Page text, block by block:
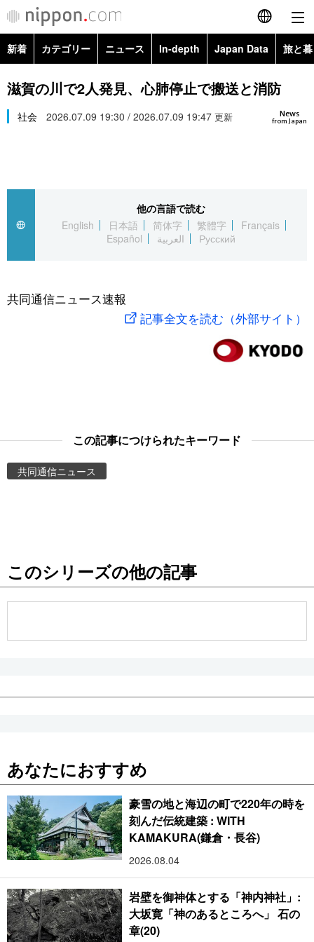
English
简体字
繁體字
العربية
社会
旅と暮らし
東京
新着 カテゴリー ニュース In-depth Japan Data 旅と
政治・外交
経済・ビジネス
社会
文化
科学・技術
暮らし
Topics
Images
お知らせ
滋賀の川で2人発見、心肺停止で搬送と消防
News
from Japan
社会 2026.07.09 19:30 / 2026.07.09 19:47 更新
他の言語で読む
English
日本語 简体字 繁體字
Français
Español
العربية Русский
共同通信ニュース速報
記事全文を読む（外部サイト）
この記事につけられたキーワード
共同通信ニュース
このシリーズの他の記事
あなたにおすすめ
豪雪の地と海辺の町で220年の時を
刻んだ伝統建築 : WITH
KAMAKURA(鎌倉・長谷)
2026.08.04
岩壁を御神体とする「神内神社」:
大坂寛「神のあるところへ」 石の
章(20)